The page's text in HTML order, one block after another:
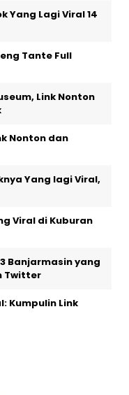
Yang Lagi Viral 14
Tante Full
Link Nonton
Nonton dan
Yang lagi Viral,
Viral di Kuburan
Banjarmasin yang
Twitter
Kumpulin Link